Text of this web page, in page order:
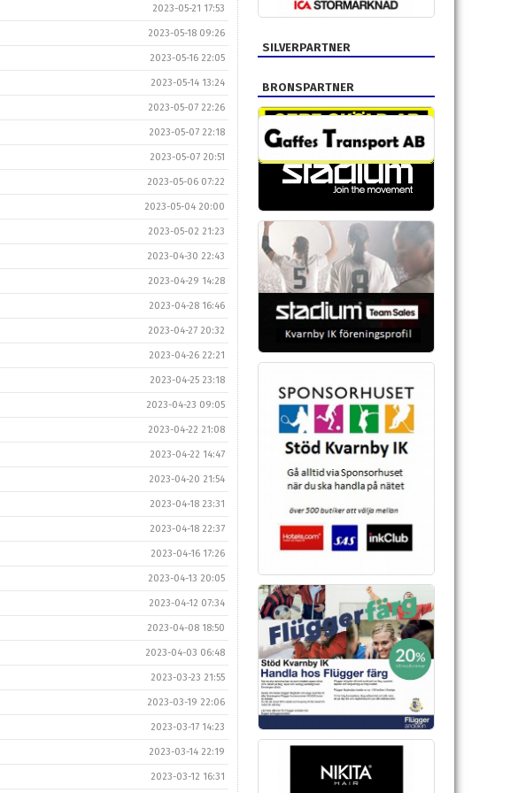
2023-05-21 17:53
2023-05-18 09:26
2023-05-16 22:05
2023-05-14 13:24
2023-05-07 22:26
2023-05-07 22:18
2023-05-07 20:51
2023-05-06 07:22
2023-05-04 20:00
2023-05-02 21:23
2023-04-30 22:43
2023-04-29 14:28
2023-04-28 16:46
2023-04-27 20:32
2023-04-26 22:21
2023-04-25 23:18
2023-04-23 09:05
2023-04-22 21:08
2023-04-22 14:47
2023-04-20 21:54
2023-04-18 23:31
2023-04-18 22:37
2023-04-16 17:26
2023-04-13 20:05
2023-04-12 07:34
2023-04-08 18:50
2023-04-03 06:48
2023-03-23 21:55
2023-03-19 22:06
2023-03-17 14:23
2023-03-14 22:19
2023-03-12 16:31
SILVERPARTNER
BRONSPARTNER